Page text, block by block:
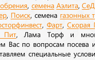
семена Аэлита,
Поиск , семена газонных
, Фарт, Скорая
Пит, Лама Торф и
Вас по вопросам посева
специальные